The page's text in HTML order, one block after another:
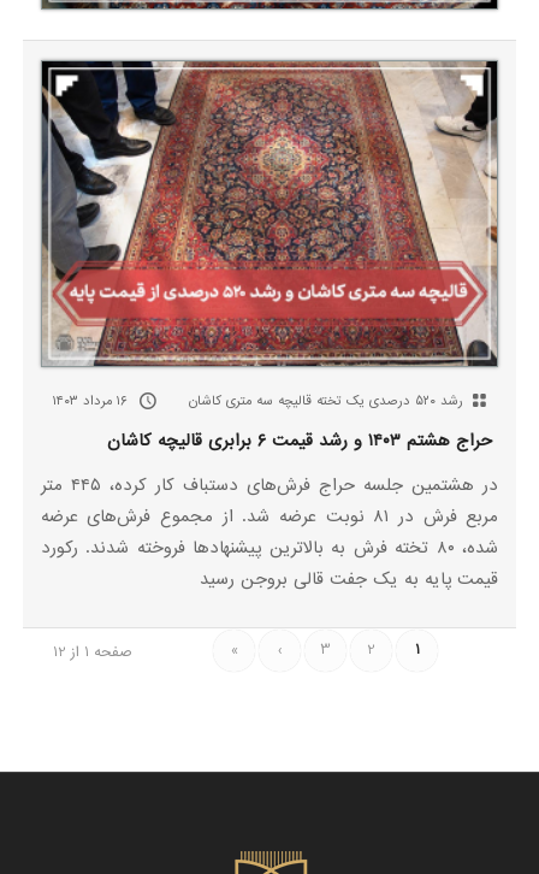
رشد ۵۲۰ درصدی یک تخته قالیچه سه متری کاشان ۱۶ مرداد ۱۴۰۳
حراج هشتم ۱۴۰۳ و رشد قیمت ۶ برابری قالیچه کاشان
در هشتمین جلسه حراج فرش‌های دستباف کار کرده، ۴۴۵ متر
مربع فرش در ۸۱ نوبت عرضه شد. از مجموع فرش‌های عرضه
شده، ۸۰ تخته فرش به بالاترین پیشنهادها فروخته شدند. رکورد
قیمت پایه به یک جفت قالی بروجن رسید
صفحه 1 از 12 1
2
3
›
»